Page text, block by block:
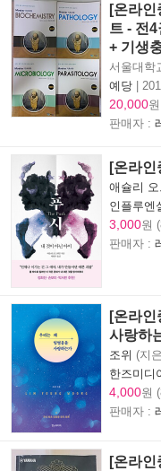
[온라인
트 - 전
+ 기생
서울대학
예당 |
20,000
판매자 :
[온라인
애슐리 오
인플루엔
3,000원
판매자 :
[온라
사랑하
조위 (지
한즈미디
4,000원
판매자 :
[온라